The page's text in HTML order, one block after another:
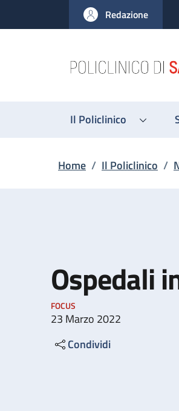
al contenuto principale
to footer content
Redazione
Il Policlinico
Briciole di
Home / Il Policlinico /
Ospedali
FOCUS
23 Marzo 2022
Condividi